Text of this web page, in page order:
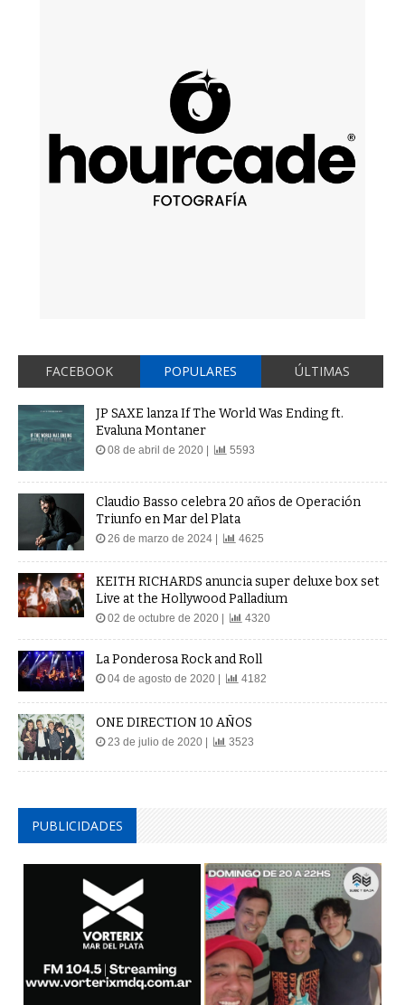
FACEBOOK POPULARES ÚLTIMAS
JP SAXE lanza If The World Was Ending ft.
Evaluna Montaner
08 de abril de 2020 | 5593
Claudio Basso celebra 20 años de Operación
Triunfo en Mar del Plata
26 de marzo de 2024 | 4625
KEITH RICHARDS anuncia super deluxe box set
Live at the Hollywood Palladium
02 de octubre de 2020 | 4320
La Ponderosa Rock and Roll
04 de agosto de 2020 | 4182
ONE DIRECTION 10 AÑOS
23 de julio de 2020 | 3523
PUBLICIDADES